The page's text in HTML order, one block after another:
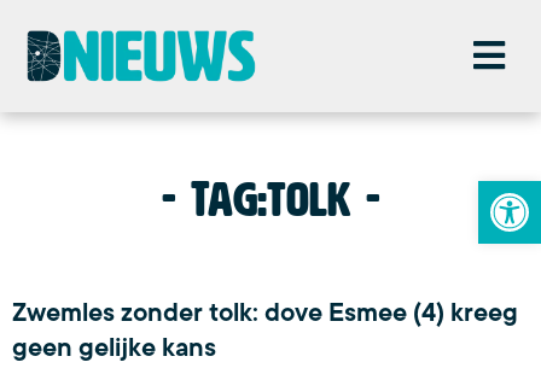
Tag:tolk
Zwemles zonder tolk: dove Esmee (4) kreeg
geen gelijke kans